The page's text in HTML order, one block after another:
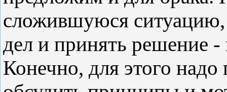
сложившуюся ситуацию,
дел и принять решение
Конечно, для этого надо